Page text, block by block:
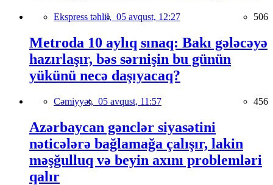
Ekspress təhlil, 05 avqust, 12:27 506
Metroda 10 aylıq sınaq: Bakı gələcəyə
hazırlaşır, bəs sərnişin bu günün
yükünü necə daşıyacaq?
Cəmiyyət, 05 avqust, 11:57 456
Azərbaycan gənclər siyasətini
nəticələrə bağlamağa çalışır, lakin
məşğulluq və beyin axını problemləri
qalır